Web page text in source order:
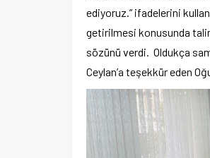
ediyoruz.” ifadelerini
getirilmesi konusunda
sözünü verdi. Oldukça
Ceylan’a teşekkür eden